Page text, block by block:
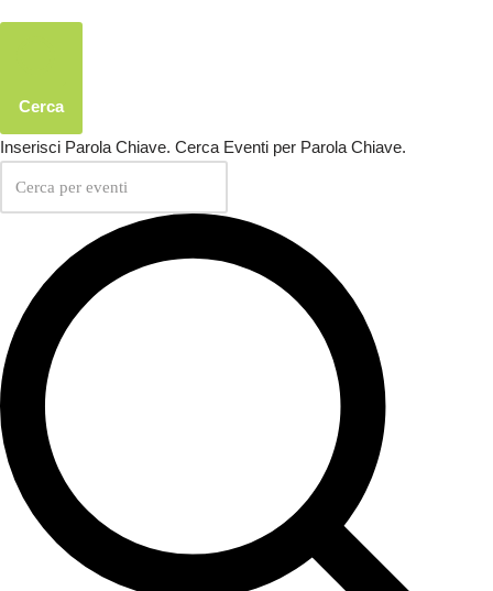
Cerca
Inserisci Parola Chiave. Cerca Eventi per Parola Chiave.